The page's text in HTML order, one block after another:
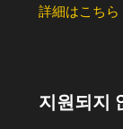
詳細はこちら
지원되지